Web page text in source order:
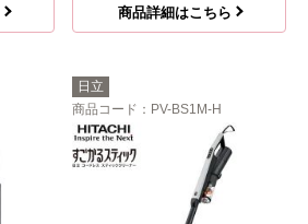
商品詳細はこちら
日立
商品コード ：PV-BS1M-H